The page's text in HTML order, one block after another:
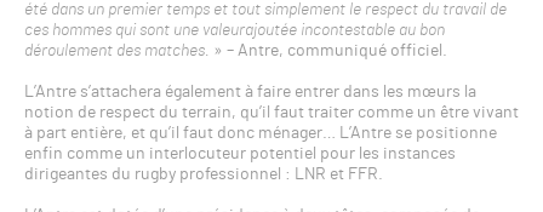
été dans un premier temps et tout simplement le respect du travail de
ces hommes qui sont une valeurajoutée incontestable au bon
déroulement des matches. » – Antre, communiqué officiel.
L’Antre s’attachera également à faire entrer dans les mœurs la
notion de respect du terrain, qu’il faut traiter comme un être vivant
à part entière, et qu’il faut donc ménager… L’Antre se positionne
enfin comme un interlocuteur potentiel pour les instances
dirigeantes du rugby professionnel : LNR et FFR.